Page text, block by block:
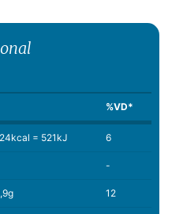
%VD*
= 521kJ 6
-
12